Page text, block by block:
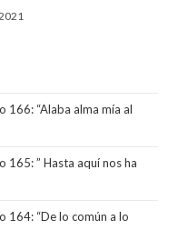
166: “Alaba alma mía al
165: ” Hasta aquí nos ha
164: “De lo común a lo